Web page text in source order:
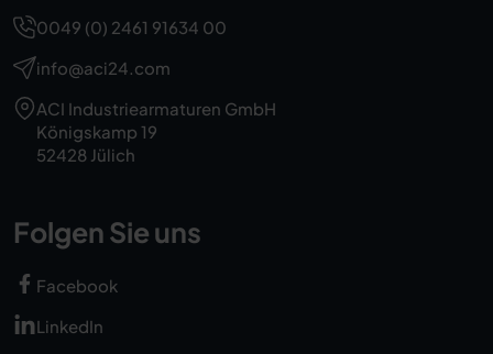
0049 (0) 2461 91634 00
info@aci24.com
ACI Industriearmaturen GmbH
Königskamp 19
52428 Jülich
Folgen Sie uns
Facebook
LinkedIn